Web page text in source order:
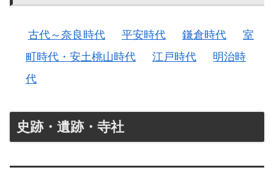
古代～奈良時代 平安時代 鎌倉時代
室
町時代・安土桃山時代
江戸時代
明治時
代
史跡・遺跡・寺社